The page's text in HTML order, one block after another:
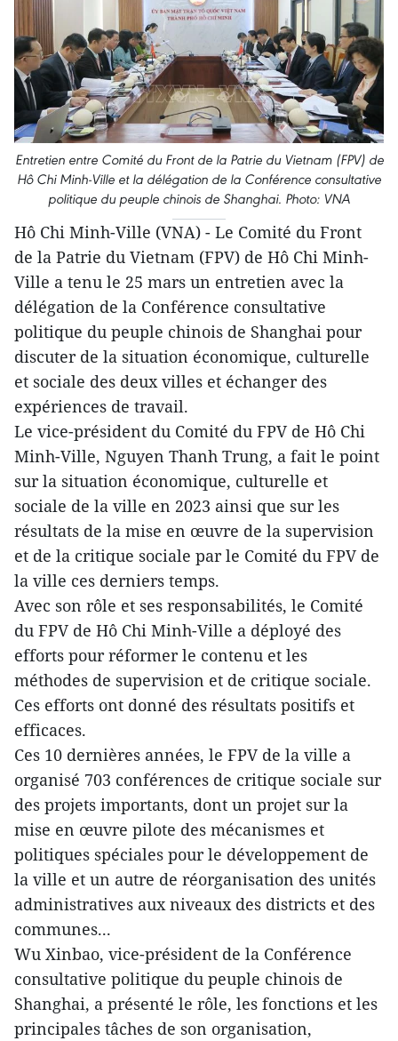
Entretien entre Comité du Front de la Patrie du Vietnam (FPV) de
Hô Chi Minh-Ville et la délégation de la Conférence consultative
politique du peuple chinois de Shanghai. Photo: VNA
Hô Chi Minh-Ville (VNA) - Le Comité du Front
de la Patrie du Vietnam (FPV) de Hô Chi Minh-
Ville a tenu le 25 mars un entretien avec la
délégation de la Conférence consultative
politique du peuple chinois de Shanghai pour
discuter de la situation économique, culturelle
et sociale des deux villes et échanger des
expériences de travail.
Le vice-président du Comité du FPV de Hô Chi
Minh-Ville, Nguyen Thanh Trung, a fait le point
sur la situation économique, culturelle et
sociale de la ville en 2023 ainsi que sur les
résultats de la mise en œuvre de la supervision
et de la critique sociale par le Comité du FPV de
la ville ces derniers temps.
Avec son rôle et ses responsabilités, le Comité
du FPV de Hô Chi Minh-Ville a déployé des
efforts pour réformer le contenu et les
méthodes de supervision et de critique sociale.
Ces efforts ont donné des résultats positifs et
efficaces.
Ces 10 dernières années, le FPV de la ville a
organisé 703 conférences de critique sociale sur
des projets importants, dont un projet sur la
mise en œuvre pilote des mécanismes et
politiques spéciales pour le développement de
la ville et un autre de réorganisation des unités
administratives aux niveaux des districts et des
communes...
Wu Xinbao, vice-président de la Conférence
consultative politique du peuple chinois de
Shanghai, a présenté le rôle, les fonctions et les
principales tâches de son organisation,